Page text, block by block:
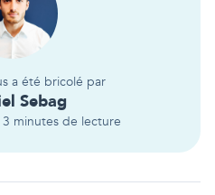
a été bricolé par
Sebag
3 minutes de lecture